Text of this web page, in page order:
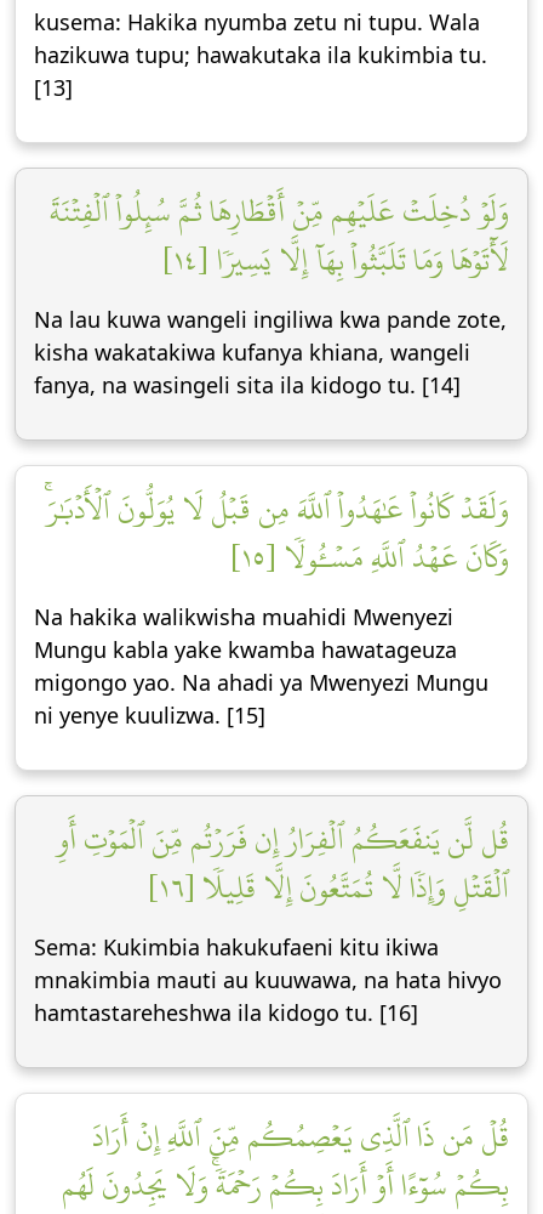
kusema: Hakika nyumba zetu ni tupu. Wala
hazikuwa tupu; hawakutaka ila kukimbia tu.
[13]
وَلَوۡ دُخِلَتۡ عَلَيۡهِم مِّنۡ أَقۡطَارِهَا ثُمَّ سُئِلُواْ ٱلۡفِتۡنَةَ
لَأٓتَوۡهَا وَمَا تَلَبَّثُواْ بِهَآ إِلَّا يَسِيرٗا [١٤]
Na lau kuwa wangeli ingiliwa kwa pande zote,
kisha wakatakiwa kufanya khiana, wangeli
fanya, na wasingeli sita ila kidogo tu. [14]
وَلَقَدۡ كَانُواْ عَٰهَدُواْ ٱللَّهَ مِن قَبۡلُ لَا يُوَلُّونَ ٱلۡأَدۡبَٰرَۚ
وَكَانَ عَهۡدُ ٱللَّهِ مَسۡـُٔولٗا [١٥]
Na hakika walikwisha muahidi Mwenyezi
Mungu kabla yake kwamba hawatageuza
migongo yao. Na ahadi ya Mwenyezi Mungu
ni yenye kuulizwa. [15]
قُل لَّن يَنفَعَكُمُ ٱلۡفِرَارُ إِن فَرَرۡتُم مِّنَ ٱلۡمَوۡتِ أَوِ
ٱلۡقَتۡلِ وَإِذٗا لَّا تُمَتَّعُونَ إِلَّا قَلِيلٗا [١٦]
Sema: Kukimbia hakukufaeni kitu ikiwa
mnakimbia mauti au kuuwawa, na hata hivyo
hamtastareheshwa ila kidogo tu. [16]
قُلۡ مَن ذَا ٱلَّذِي يَعۡصِمُكُم مِّنَ ٱللَّهِ إِنۡ أَرَادَ
بِكُمۡ سُوٓءًا أَوۡ أَرَادَ بِكُمۡ رَحۡمَةٗۚ وَلَا يَجِدُونَ لَهُم